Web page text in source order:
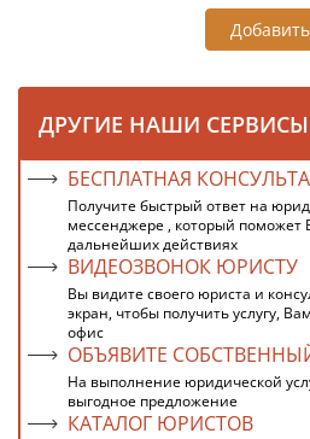
Добавить
ДРУГИЕ НАШИ
БЕСПЛАТНАЯ
Получите быстрый ответ на
мессенджере , который поможет
дальнейших действиях
ВИДЕОЗВОНОК ЮРИСТУ
Вы видите своего юриста и
экран, чтобы получить услугу,
офис
ОБЪЯВИТЕ
На выполнение юридической
выгодное предложение
КАТАЛОГ ЮРИСТОВ